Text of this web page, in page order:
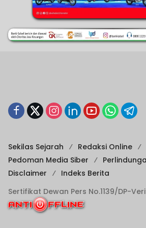
Sekilas Sejarah
Redaksi Online
Pedoman Media Siber
Disclaimer
Indeks Berita
Sertifikat Dewan Pers No.1139/DP-